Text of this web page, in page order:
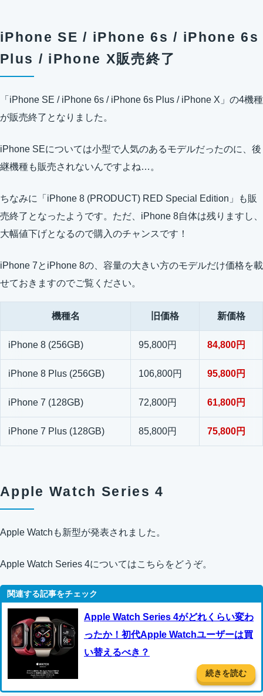
iPhone SE / iPhone 6s / iPhone 6s
Plus / iPhone X販売終了
「iPhone SE / iPhone 6s / iPhone 6s Plus / iPhone X」の4機種
が販売終了となりました。
iPhone SEについては小型で人気のあるモデルだったのに、後
継機種も販売されないんですよね…。
ちなみに「iPhone 8 (PRODUCT) RED Special Edition」も販
売終了となったようです。ただ、iPhone 8自体は残りますし、
大幅値下げとなるので購入のチャンスです！
iPhone 7とiPhone 8の、容量の大きい方のモデルだけ価格を載
せておきますのでご覧ください。
機種名 旧価格 新価格
iPhone 8 (256GB) 95,800円 84,800円
iPhone 8 Plus (256GB) 106,800円 95,800円
iPhone 7 (128GB) 72,800円 61,800円
iPhone 7 Plus (128GB) 85,800円 75,800円
Apple Watch Series 4
Apple Watchも新型が発表されました。
Apple Watch Series 4についてはこちらをどうぞ。
Apple Watch Series 4がどれくらい変わ
ったか！初代Apple Watchユーザーは買
い替えるべき？
続きを読む